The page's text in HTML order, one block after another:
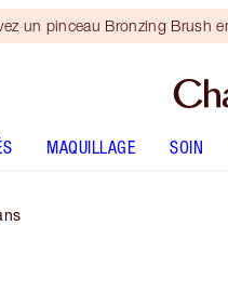
un pinceau Bronzing Brush
MAQUILLAGE SOIN